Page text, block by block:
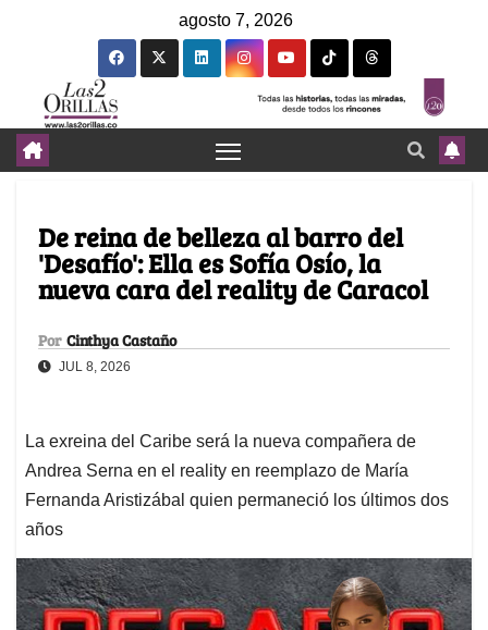
agosto 7, 2026
De reina de belleza al barro del
'Desafío': Ella es Sofía Osío, la
nueva cara del reality de Caracol
Por Cinthya Castaño
JUL 8, 2026
La exreina del Caribe será la nueva compañera de
Andrea Serna en el reality en reemplazo de María
Fernanda Aristizábal quien permaneció los últimos dos
años